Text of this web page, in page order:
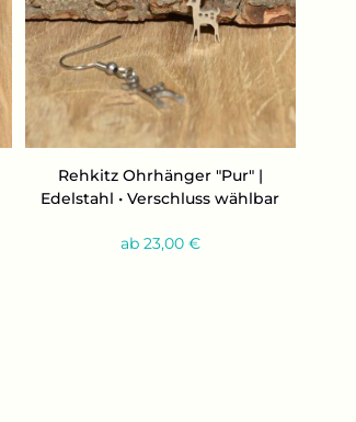
Reh­kitz Ohr­hän­ger "Pur" |
Edel­stahl • Ver­schluss wähl­bar
ab 23,00 €